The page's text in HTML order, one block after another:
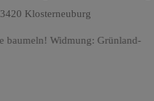
3420 Klosterneuburg